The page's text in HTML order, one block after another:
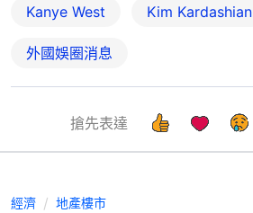
Kanye West Kim Kardashian
外國娛圈消息
搶先表達
經濟 地產樓市